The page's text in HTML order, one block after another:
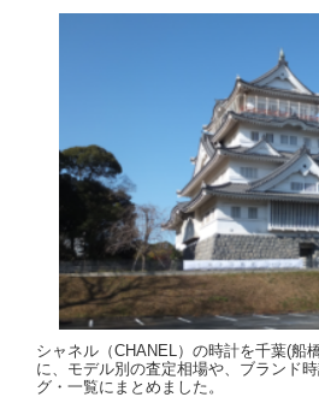
シャネル（CHANEL）の時計を千葉(船
に、モデル別の査定相場や、ブランド
グ・一覧にまとめました。